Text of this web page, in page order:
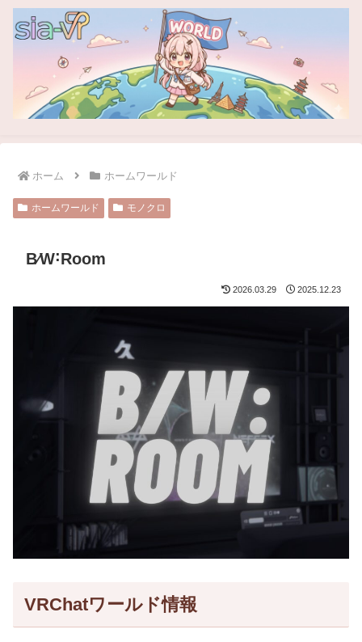
ホーム ホームワールド
ホームワールド モノクロ
B⁄W˸Room
2026.03.29 2025.12.23
VRChatワールド情報